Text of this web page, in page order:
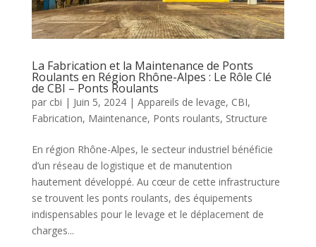
La Fabrication et la Maintenance de Ponts
Roulants en Région Rhône-Alpes : Le Rôle Clé
de CBI – Ponts Roulants
par cbi | Juin 5, 2024| Appareils de levage, CBI,
Fabrication, Maintenance, Ponts roulants, Structure
En région Rhône-Alpes, le secteur industriel bénéficie
d’un réseau de logistique et de manutention
hautement développé. Au cœur de cette infrastructure
se trouvent les ponts roulants, des équipements
indispensables pour le levage et le déplacement de
charges...